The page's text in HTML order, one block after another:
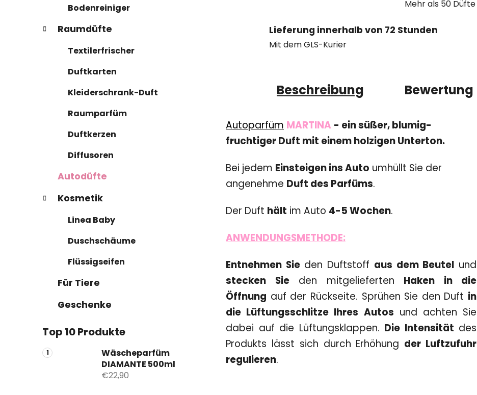
Bodenreiniger
Raumdüfte
Textilerfrischer
Duftkarten
Kleiderschrank-Duft
Raumparfüm
Duftkerzen
Diffusoren
Autodüfte
Kosmetik
Linea Baby
Duschschäume
Flüssigseifen
Für Tiere
Geschenke
Top 10 Produkte
Wäscheparfüm
DIAMANTE 500ml
€22,90
Mehr als 50 Düfte
Lieferung innerhalb von 72 Stunden
Mit dem GLS-Kurier
Beschreibung Bewertung
Autoparfüm MARTINA - ein süßer, blumig-
fruchtiger Duft mit einem holzigen Unterton.
Bei jedem Einsteigen ins Auto umhüllt Sie der
angenehme Duft des Parfüms.
Der Duft hält im Auto 4-5 Wochen.
ANWENDUNGSMETHODE:
Entnehmen Sieden Duftstoff aus dem Beutel und
stecken Sieden mitgelieferten Haken in die
Öffnung auf der Rückseite. Sprühen Sie den Duft in
die Lüftungsschlitze Ihres Autos und achten Sie
dabei auf die Lüftungsklappen. Die Intensität des
Produkts lässt sich durch Erhöhung der Luftzufuhr
regulieren.